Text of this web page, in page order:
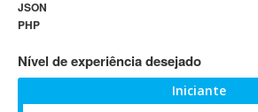
802.11
A-GPS
JSON
PHP
Nível de experiência desejado
Iniciante